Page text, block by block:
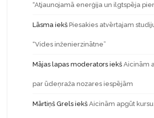
“Atjaunojamā enerģija un ilgtspēja
Lāsma iekš Piesakies atvērtajam
“Vides inženierzinātne”
Mājas lapas moderators iekš Aicinām
par ūdeņraža nozares iespējām
Mārtiņš Grels iekš Aicinām apgūt